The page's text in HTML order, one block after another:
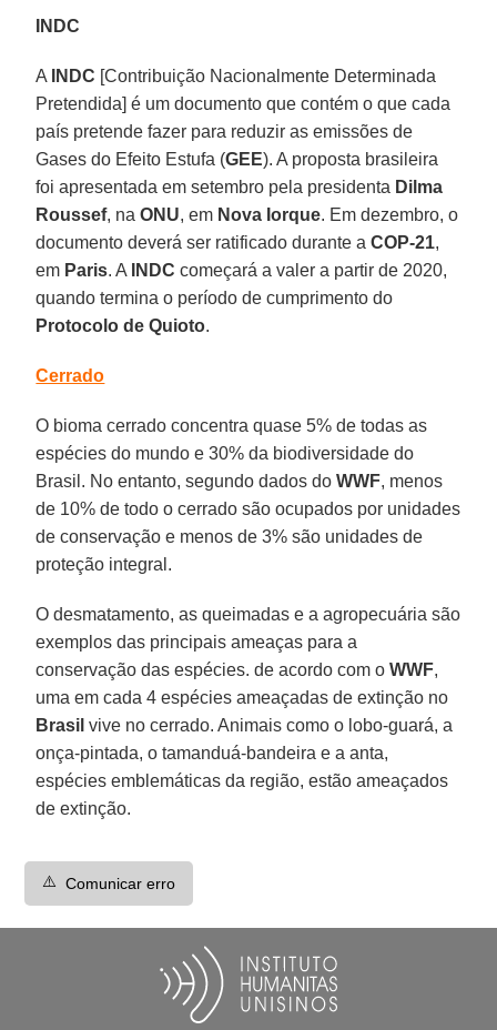
INDC
A INDC [Contribuição Nacionalmente Determinada
Pretendida] é um documento que contém o que cada
país pretende fazer para reduzir as emissões de
Gases do Efeito Estufa (GEE). A proposta brasileira
foi apresentada em setembro pela presidenta Dilma
Roussef, naONU, em Nova Iorque. Em dezembro, o
documento deverá ser ratificado durante aCOP-21,
em Paris. A INDC começará a valer a partir de 2020,
quando termina o período de cumprimento do
Protocolo de Quioto.
Cerrado
O bioma cerrado concentra quase 5% de todas as
espécies do mundo e 30% da biodiversidade do
Brasil. No entanto, segundo dados doWWF, menos
de 10% de todo o cerrado são ocupados por unidades
de conservação e menos de 3% são unidades de
proteção integral.
O desmatamento, as queimadas e a agropecuária são
exemplos das principais ameaças para a
conservação das espécies. de acordo com oWWF,
uma em cada 4 espécies ameaçadas de extinção no
Brasil vive no cerrado. Animais como o lobo-guará, a
onça-pintada, o tamanduá-bandeira e a anta,
espécies emblemáticas da região, estão ameaçados
de extinção.
⚠️ Comunicar erro